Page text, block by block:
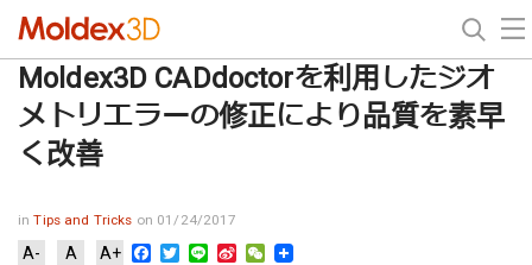
Moldex3D CADdoctorを利用したジオ
メトリエラーの修正により品質を素早
く改善
inTips and Tricks on 01/24/2017
A- A A+ Facebook
Twitter
Line Sina WeChat